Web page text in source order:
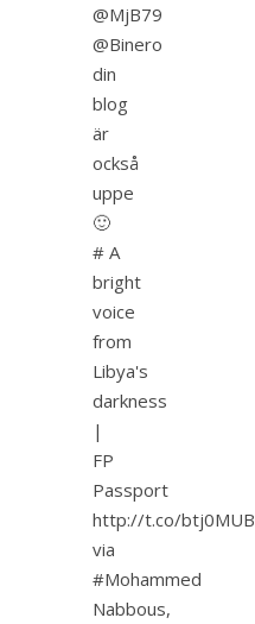
@MjB79
@Binero
din
blog
är
också
uppe
🙂
# A
bright
voice
from
Libya's
darkness
|
FP
Passport
http://t.co/btj0MUB
via
#Mohammed
Nabbous,